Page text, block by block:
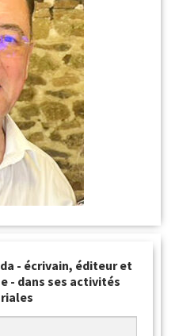
- écrivain, éditeur et
- dans ses activités